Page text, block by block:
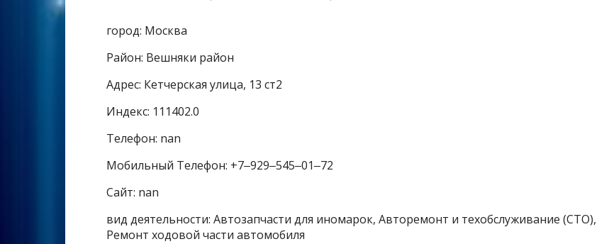
город: Москва
Район: Вешняки район
Адрес: Кетчерская улица, 13 ст2
Индекс: 111402.0
Телефон: nan
Мобильный Телефон: +7‒929‒545‒01‒72
Сайт: nan
вид деятельности: Автозапчасти для иномарок, Авторемонт и техобслуживание (СТО),
Ремонт ходовой части автомобиля